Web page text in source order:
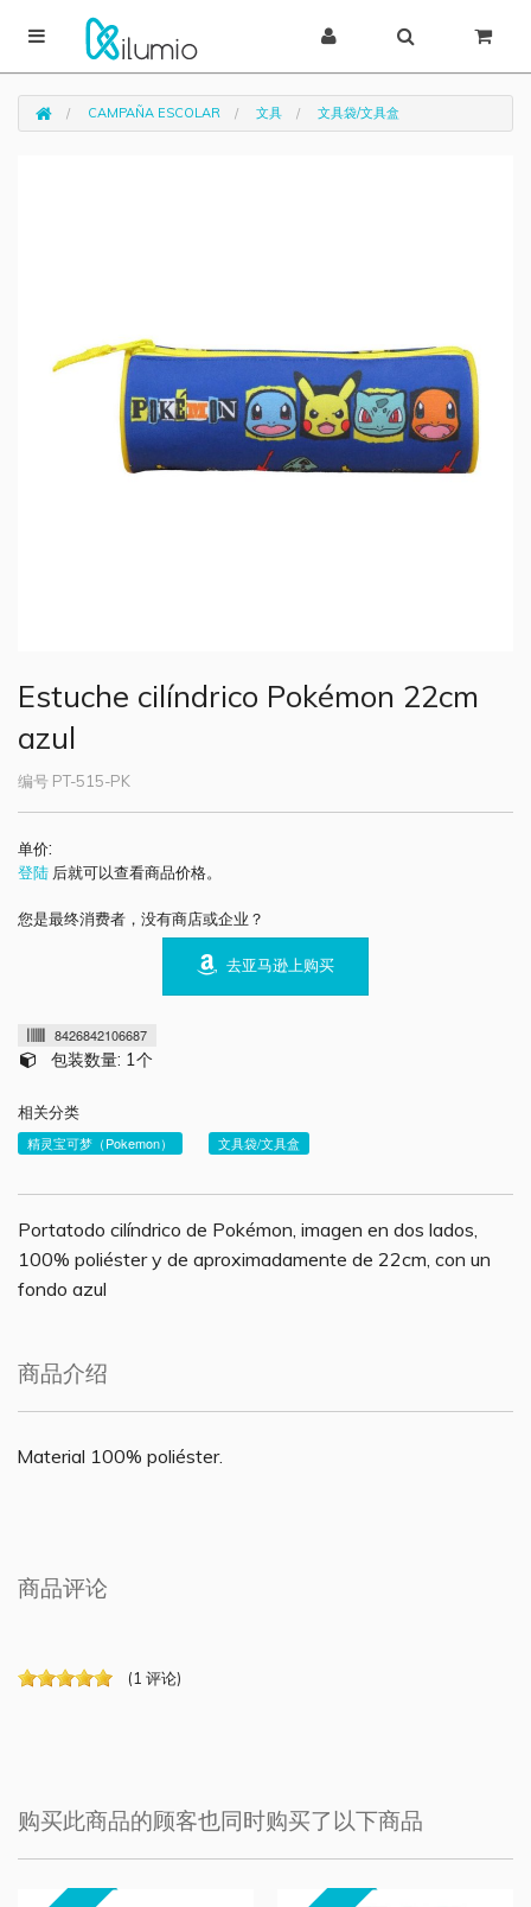
CAMPAÑA ESCOLAR 文具 文具袋/文具盒
Estuche cilíndrico Pokémon 22cm
azul
编号 PT-515-PK
单价:
登陆 后就可以查看商品价格。
您是最终消费者，没有商店或企业？
去亚马逊上购买
8426842106687
包装数量: 1个
相关分类
精灵宝可梦（Pokemon）
文具袋/文具盒
Portatodo cilíndrico de Pokémon, imagen en dos lados,
100% poliéster y de aproximadamente de 22cm, con un
fondo azul
商品介绍
Material 100% poliéster.
商品评论
(1 评论)
购买此商品的顾客也同时购买了以下商品